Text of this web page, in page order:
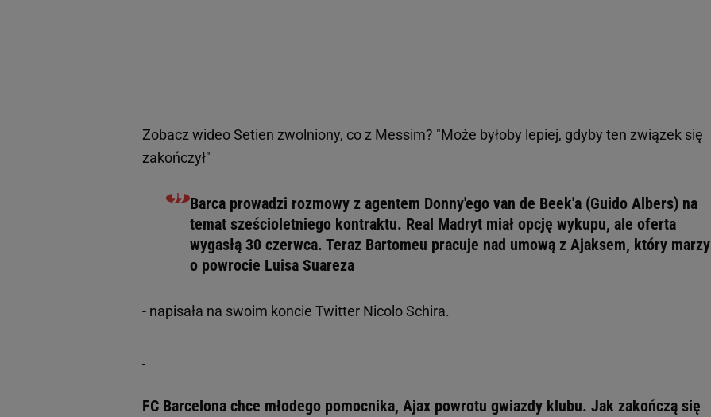
Zobacz wideoSetien zwolniony, co z Messim? "Może byłoby lepiej, gdyby ten związek się
zakończył"
Barca prowadzi rozmowy z agentem Donny'ego van de Beek'a (Guido Albers) na
temat sześcioletniego kontraktu. Real Madryt miał opcję wykupu, ale oferta
wygasłą 30 czerwca. Teraz Bartomeu pracuje nad umową z Ajaksem, który marzy
o powrocie Luisa Suareza
- napisała na swoim koncie Twitter Nicolo Schira.
FC Barcelona chce młodego pomocnika, Ajax powrotu gwiazdy klubu. Jak zakończą się